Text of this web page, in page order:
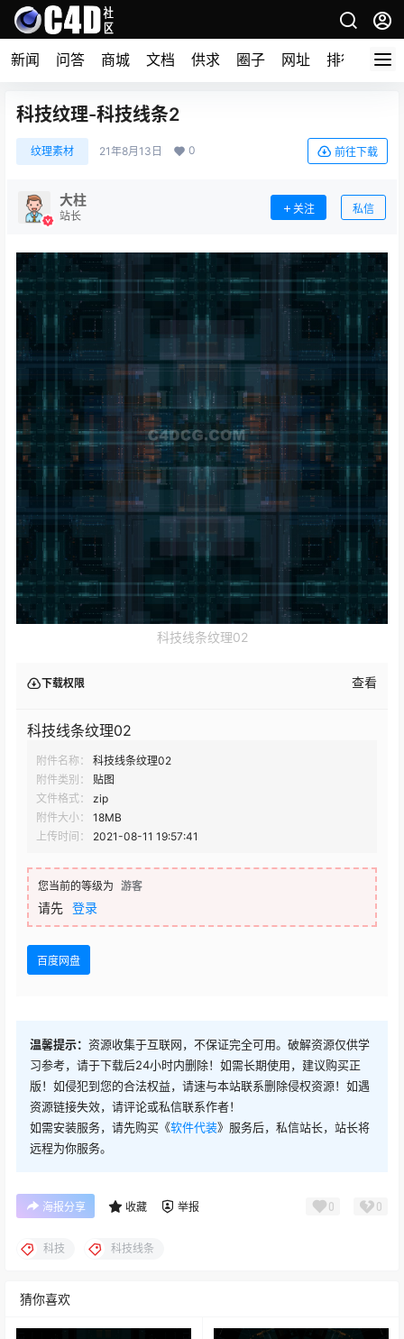
新闻 问答 商城 文档 供求 圈子 网址 排行榜
科技纹理-科技线条2
纹理素材 21年8月13日 0 前往下载
大柱
站长
关注 私信
科技线条纹理02
下载权限 查看
科技线条纹理02
附件名称：
科技线条纹理02
附件类别：
贴图
文件格式：
zip
附件大小：
18MB
上传时间：
2021-08-11 19:57:41
您当前的等级为 游客
请先 登录
百度网盘
温馨提示： 资源收集于互联网，不保证完全可用。破解资源仅供学
习参考，请于下载后24小时内删除！如需长期使用，建议购买正
版！如侵犯到您的合法权益，请速与本站联系删除侵权资源！如遇
资源链接失效，请评论或私信联系作者！
如需安装服务，请先购买《软件代装》服务后，私信站长，站长将
远程为你服务。
海报分享 收藏 举报 0 0
科技 科技线条
猜你喜欢